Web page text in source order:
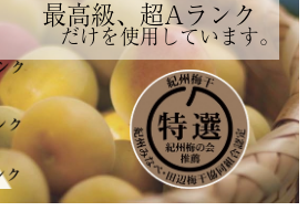
最高級、超Aランク
だけを使用しています。